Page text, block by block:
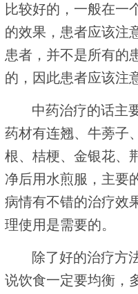
比较好的，一般在一
的效果，患者应该注
患者，并不是所有的
的，因此患者应该注
中药治疗的话主
药材有连翘、牛蒡子
根、桔梗、金银花、
净后用水煎服，主要
病情有不错的治疗效
理使用是需要的。
除了好的治疗方
说饮食一定要均衡，